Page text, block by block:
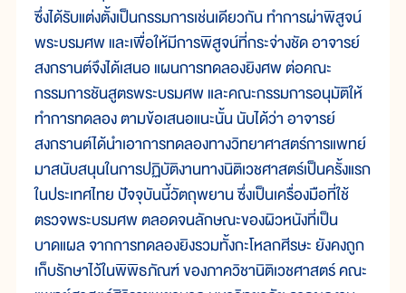
ซึ่งได้รับแต่งตั้งเป็นกรรมการเช่นเดียวกัน ทำการผ่าพิสูจน์
พระบรมศพ และเพื่อให้มีการพิสูจน์ที่กระจ่างชัด อาจารย์
สงกรานต์จึงได้เสนอ แผนการทดลองยิงศพ ต่อคณะ
กรรมการชันสูตรพระบรมศพ และคณะกรรมการอนุมัติให้
ทำการทดลอง ตามข้อเสนอแนะนั้น นับได้ว่า อาจารย์
สงกรานต์ได้นำเอาการทดลองทางวิทยาศาสตร์การแพทย์
มาสนับสนุนในการปฏิบัติงานทางนิติเวชศาสตร์เป็นครั้งแรก
ในประเทศไทย ปัจจุบันนี้วัตถุพยาน ซึ่งเป็นเครื่องมือที่ใช้
ตรวจพระบรมศพ ตลอดจนลักษณะของผิวหนังที่เป็น
บาดแผล จากการทดลองยิงรวมทั้งกะโหลกศีรษะ ยังคงถูก
เก็บรักษาไว้ในพิพิธภัณฑ์ ของภาควิชานิติเวชศาสตร์ คณะ